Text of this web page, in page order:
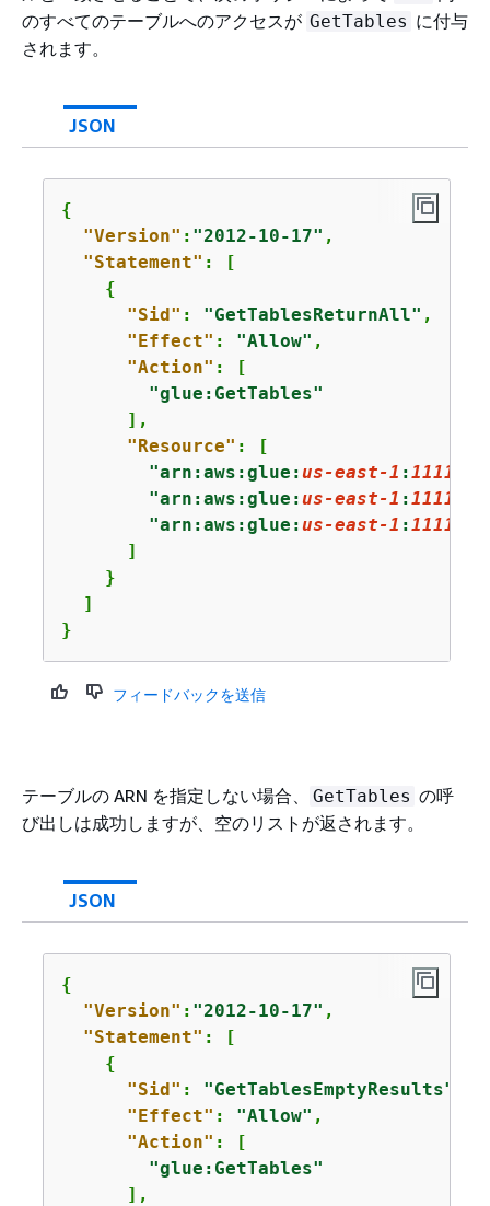
のすべてのテーブルへのアクセスが GetTables に付与
されます。
JSON
{
"Version" : "2012-10-17" ,
"Statement" : [
{
"Sid" : "GetTablesReturnAll" ,
"Effect" : "Allow" ,
"Action" : [
"glue:GetTables"
      ],
"Resource" : [
"arn:aws:glue:us-east-1 :
"arn:aws:glue:us-east-1 :
"arn:aws:glue:us-east-1 :
      ]
    }
  ]
}
フィードバックを送信
テーブルの ARN を指定しない場合、 GetTables の呼
び出しは成功しますが、空のリストが返されます。
JSON
{
"Version" : "2012-10-17" ,
"Statement" : [
{
"Sid" : "GetTablesEmptyResults"
"Effect" : "Allow" ,
"Action" : [
"glue:GetTables"
      ],